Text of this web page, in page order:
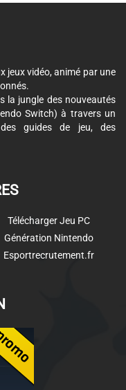
jeux vidéo, animé par une
la jungle des nouveautés
Switch) à travers un
guides de jeu, des
Télécharger Jeu PC
Génération Nintendo
Esportrecrutement.fr